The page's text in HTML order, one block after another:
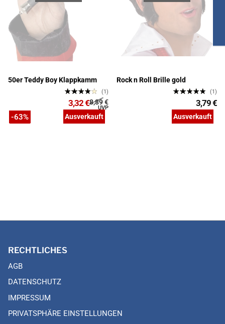
50er Teddy Boy Klappkamm
(1)
3,32 €8,89 €
Ausverkauft
-63%
Rock n Roll Brille gold
(1)
3,79 €
Ausverkauft
RECHTLICHES
AGB
DATENSCHUTZ
IMPRESSUM
PRIVATSPHÄRE EINSTELLUNGEN